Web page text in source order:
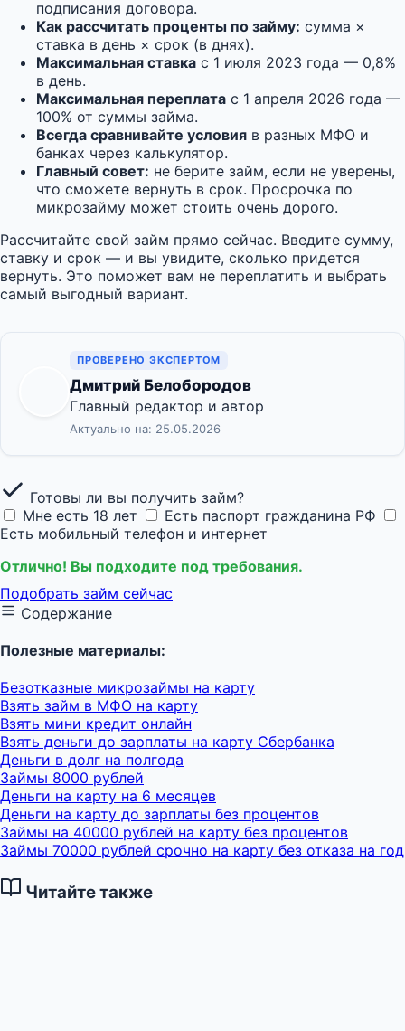
подписания договора.
Как рассчитать проценты по займу: сумма ×
ставка в день × срок (в днях).
Максимальная ставка с 1 июля 2023 года — 0,8%
в день.
Максимальная переплата с 1 апреля 2026 года —
100% от суммы займа.
Всегда сравнивайте условия в разных МФО и
банках через калькулятор.
Главный совет: не берите займ, если не уверены,
что сможете вернуть в срок. Просрочка по
микрозайму может стоить очень дорого.
Рассчитайте свой займ прямо сейчас. Введите сумму,
ставку и срок — и вы увидите, сколько придется
вернуть. Это поможет вам не переплатить и выбрать
самый выгодный вариант.
ПРОВЕРЕНО ЭКСПЕРТОМ
Дмитрий Белобородов
Главный редактор и автор
Актуально на: 25.05.2026
Готовы ли вы получить займ?
Мне есть 18 лет
Есть паспорт гражданина РФ
Есть мобильный телефон и интернет
Отлично! Вы подходите под требования.
Подобрать займ сейчас
Содержание
Полезные материалы:
Безотказные микрозаймы на карту
Взять займ в МФО на карту
Взять мини кредит онлайн
Взять деньги до зарплаты на карту Сбербанка
Деньги в долг на полгода
Займы 8000 рублей
Деньги на карту на 6 месяцев
Деньги на карту до зарплаты без процентов
Займы на 40000 рублей на карту без процентов
Займы 70000 рублей срочно на карту без отказа на год
Читайте также